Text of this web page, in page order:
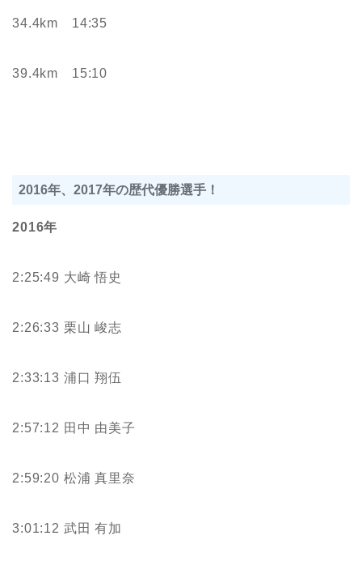
34.4km 14:35
39.4km 15:10
2016年、2017年の歴代優勝選手！
2016年
2:25:49 大崎 悟史
2:26:33 栗山 峻志
2:33:13 浦口 翔伍
2:57:12 田中 由美子
2:59:20 松浦 真里奈
3:01:12 武田 有加